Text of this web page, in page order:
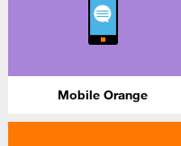
Mobile Orange